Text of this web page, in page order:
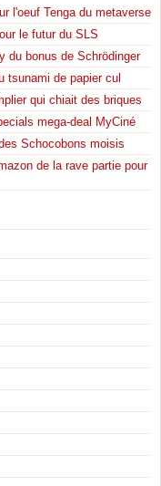
l'oeuf Tenga du metaverse
le futur du SLS
du bonus de Schrödinger
tsunami de papier cul
qui chiait des briques
mega-deal MyCiné
Schocobons moisis
de la rave partie pour